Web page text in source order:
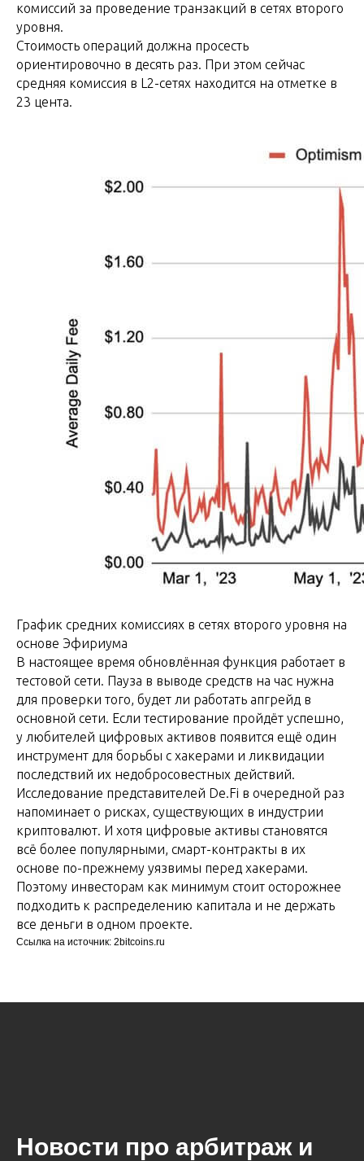
комиссий за проведение транзакций в сетях второго
уровня.
Стоимость операций должна просесть
ориентировочно в десять раз. При этом сейчас
средняя комиссия в L2-сетях находится на отметке в
23 цента.
График средних комиссиях в сетях второго уровня на
основе Эфириума
В настоящее время обновлённая функция работает в
тестовой сети. Пауза в выводе средств на час нужна
для проверки того, будет ли работать апгрейд в
основной сети. Если тестирование пройдёт успешно,
у любителей цифровых активов появится ещё один
инструмент для борьбы с хакерами и ликвидации
последствий их недобросовестных действий.
Исследование представителей De.Fi в очередной раз
напоминает о рисках, существующих в индустрии
криптовалют. И хотя цифровые активы становятся
всё более популярными, смарт-контракты в их
основе по-прежнему уязвимы перед хакерами.
Поэтому инвесторам как минимум стоит осторожнее
подходить к распределению капитала и не держать
все деньги в одном проекте.
Ссылка на источник: 2bitcoins.ru
Новости про арбитраж и